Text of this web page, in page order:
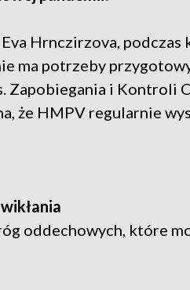
Hrnczirzova,
ma potrzeby
Zapobiegania i Kontroli
że HMPV regularnie
oddechowych, które